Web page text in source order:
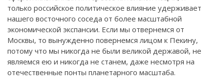
только российское политическое влияние удерживает
нашего восточного соседа от более масштабной
экономической экспансии. Если мы отвернемся от
Москвы, то вынужденно повернемся лицом к Пекину,
потому что мы никогда не были великой державой, не
являемся ею и никогда не станем, даже несмотря на
отечественные понты планетарного масштаба.